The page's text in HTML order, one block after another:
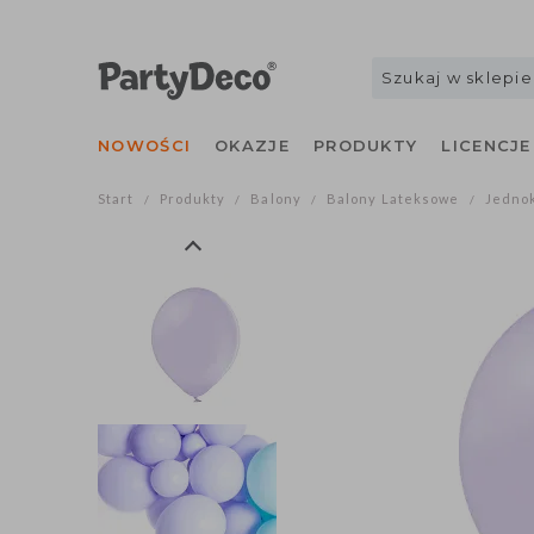
NOWOŚCI OKAZJE PRODUKTY LICENCJE
Start / Produkty / Balony / Balony Lateksowe /